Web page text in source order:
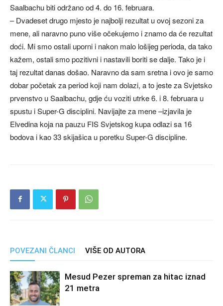
Saalbachu biti održano od 4. do 16. februara.
– Dvadeset drugo mjesto je najbolji rezultat u ovoj sezoni za
mene, ali naravno puno više očekujemo i znamo da će rezultat
doći. Mi smo ostali uporni i nakon malo lošijeg perioda, da tako
kažem, ostali smo pozitivni i nastavili boriti se dalje. Tako je i
taj rezultat danas došao. Naravno da sam sretna i ovo je samo
dobar početak za period koji nam dolazi, a to jeste za Svjetsko
prvenstvo u Saalbachu, gdje ću voziti utrke 6. i 8. februara u
spustu i Super-G disciplini. Navijajte za mene –izjavila je
Elvedina koja na pauzu FIS Svjetskog kupa odlazi sa 16
bodova i kao 33 skijašica u poretku Super-G discipline.
POVEZANI ČLANCI VIŠE OD AUTORA
Mesud Pezer spreman za hitac iznad
21 metra